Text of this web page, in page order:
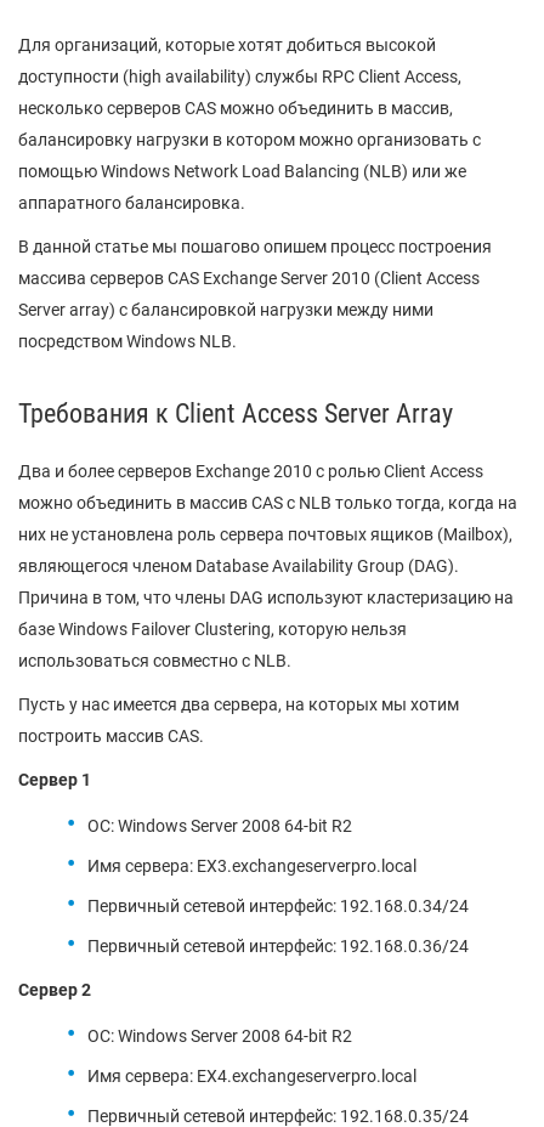
Для организаций, которые хотят добиться высокой
доступности (high availability) службы RPC Client Access,
несколько серверов CAS можно объединить в массив,
балансировку нагрузки в котором можно организовать с
помощью Windows Network Load Balancing (NLB) или же
аппаратного балансировка.
В данной статье мы пошагово опишем процесс построения
массива серверов CAS Exchange Server 2010 (Client Access
Server array) c балансировкой нагрузки между ними
посредством Windows NLB.
Требования к Client Access Server Array
Два и более серверов Exchange 2010 с ролью Client Access
можно объединить в массив CAS с NLB только тогда, когда на
них не установлена роль сервера почтовых ящиков (Mailbox),
являющегося членом Database Availability Group (DAG).
Причина в том, что члены DAG используют кластеризацию на
базе Windows Failover Clustering, которую нельзя
использоваться совместно с NLB.
Пусть у нас имеется два сервера, на которых мы хотим
построить массив CAS.
Сервер 1
ОС: Windows Server 2008 64-bit R2
Имя сервера: EX3.exchangeserverpro.local
Первичный сетевой интерфейс: 192.168.0.34/24
Первичный сетевой интерфейс: 192.168.0.36/24
Сервер 2
ОС: Windows Server 2008 64-bit R2
Имя сервера: EX4.exchangeserverpro.local
Первичный сетевой интерфейс: 192.168.0.35/24